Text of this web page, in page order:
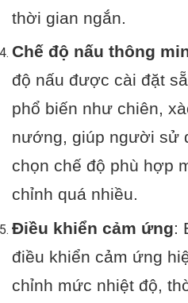
thời gian ngắn.
Chế độ nấu thông
độ nấu được cài đặt
phổ biến như chiên,
nướng, giúp người sử
chọn chế độ phù hợp
chỉnh quá nhiều.
Điều khiển cảm ứng:
điều khiển cảm ứng
chỉnh mức nhiệt độ,